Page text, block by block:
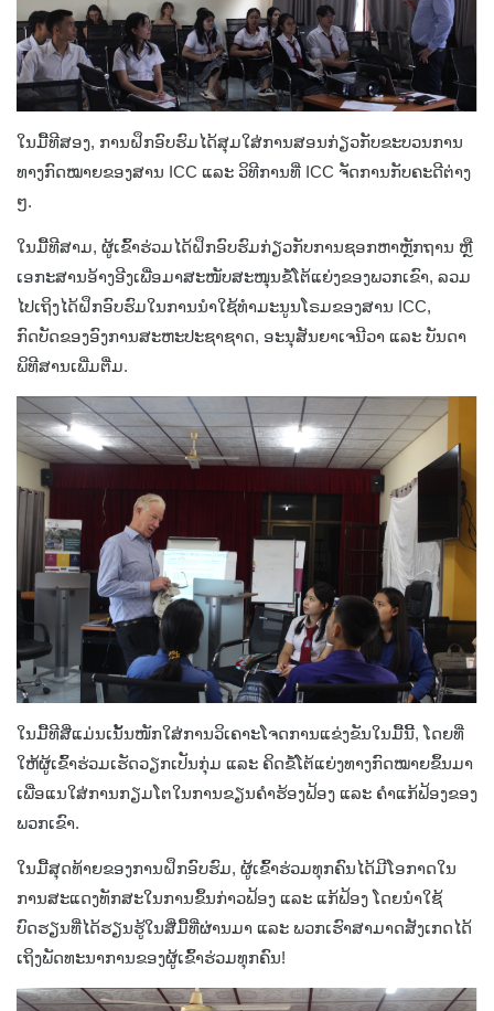
ໃນມື້ທີສອງ, ການຝຶກອົບຮົມໄດ້ສຸມໃສ່ການສອນກ່ຽວກັບຂະບວນການ
ທາງກົດໝາຍຂອງສານ ICC ແລະ ວິທີການທີ່ ICC ຈັດການກັບຄະດີຕ່າງ
ໆ.
ໃນມື້ທີສາມ, ຜູ້ເຂົ້າຮ່ວມໄດ້ຝຶກອົບຮົມກ່ຽວກັບການຊອກຫາຫຼັກຖານ ຫຼື
ເອກະສານອ້າງອີງເພື່ອມາສະໜັບສະໜຸນຂໍ້ໂຕ້ແຍ່ງຂອງພວກເຂົາ, ລວມ
ໄປເຖິງໄດ້ຝຶກອົບຮົມໃນການນຳໃຊ້ທຳມະນູນໂຣມຂອງສານ ICC,
ກົດບັດຂອງອົງການສະຫະປະຊາຊາດ, ອະນຸສັນຍາເຈນີວາ ແລະ ບັນດາ
ພິທີສານເພີ່ມຕື່ມ.
ໃນມື້ທີສີ່ແມ່ນເນັ້ນໜັກໃສ່ການວິເຄາະໂຈດການແຂ່ງຂັນໃນມື້ນີ້, ໂດຍທີ່
ໃຫ້ຜູ້ເຂົ້າຮ່ວມເຮັດວຽກເປັນກຸ່ມ ແລະ ຄິດຂໍ້ໂຕ້ແຍ່ງທາງກົດໝາຍຂຶ້ນມາ
ເພື່ອແນໃສ່ການກຽມໂຕໃນການຂຽນຄຳຮ້ອງຟ້ອງ ແລະ ຄຳແກ້ຟ້ອງຂອງ
ພວກເຂົາ.
ໃນມື້ສຸດທ້າຍຂອງການຝຶກອົບຮົມ, ຜູ້ເຂົ້າຮ່ວມທຸກຄົນໄດ້ມີໂອກາດໃນ
ການສະແດງທັກສະໃນການຂຶ້ນກ່າວຟ້ອງ ແລະ ແກ້ຟ້ອງ ໂດຍນຳໃຊ້
ບົດຮຽນທີ່ໄດ້ຮຽນຮູ້ໃນສີ່ມື້ທີ່ຜ່ານມາ ແລະ ພວກເຮົາສາມາດສັງເກດໄດ້
ເຖິງພັດທະນາການຂອງຜູ້ເຂົ້າຮ່ວມທຸກຄົນ!